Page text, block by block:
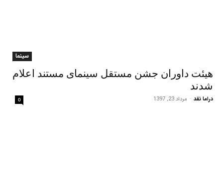
سینما
هیئت داوران جشن مستقل سینمای مستند اعلام
شدند
دراما نقد - مرداد 23, 1397 0